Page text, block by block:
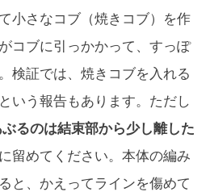
小さなコブ（焼きコブ）を作
コブに引っかかって、すっぽ
検証では、焼きコブを入れる
いう報告もあります。ただし
ぶるのは結束部から少し離した
に留めてください。本体の編み
と、かえってラインを傷めて